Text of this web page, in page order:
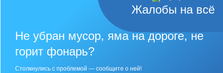
Жалобы на всё
Не убран мусор, яма на дороге, не
горит фонарь?
Столкнулись с проблемой — сообщите о ней!